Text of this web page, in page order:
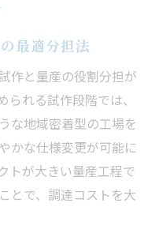
価低減の極意
える国際連携の重
ーバル調達の成功要
プライヤー選定術
最適分担法
作と量産の役割分担が
れる試作段階では、
な地域密着型の工場を
かな仕様変更が可能に
トが大きい量産工程で
とで、調達コストを大